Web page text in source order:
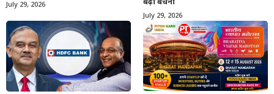
July 29, 2026
बढ़ी बेचैनी
July 29, 2026